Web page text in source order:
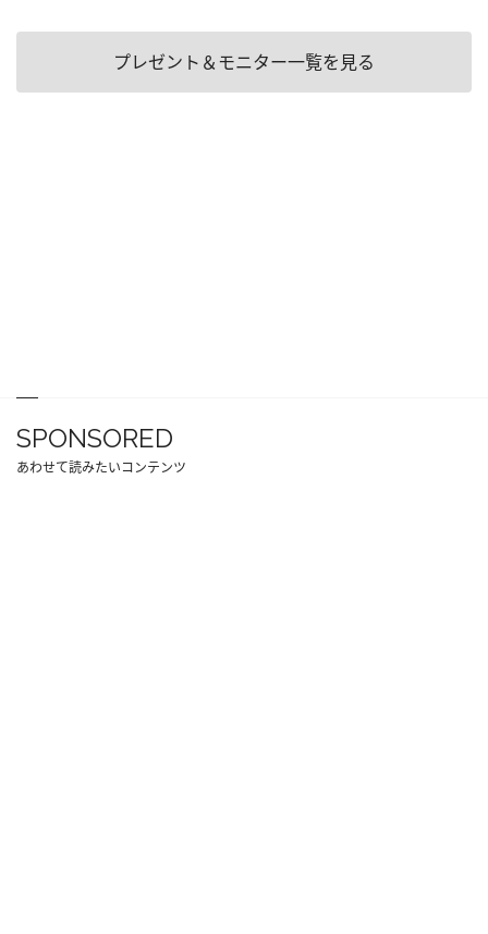
プレゼント＆モニター一覧を見る
SPONSORED
あわせて読みたいコンテンツ